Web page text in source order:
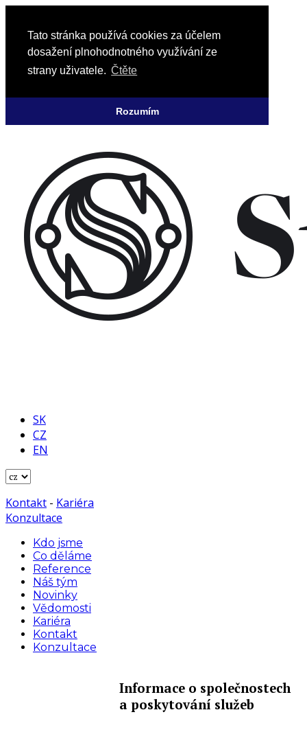
Tato stránka používá cookies za účelem
dosažení plnohodnotného využívání ze
strany uživatele. Čtěte
Rozumím
SK
CZ
EN
Kontakt - Kariéra
Konzultace
Kdo jsme
Co děláme
Reference
Náš tým
Novinky
Vědomosti
Kariéra
Kontakt
Konzultace
Informace o společnostech
a poskytování služeb